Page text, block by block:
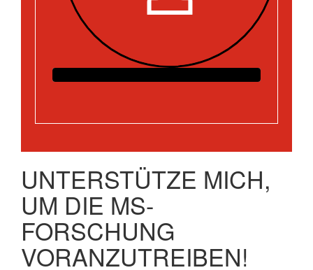
UNTERSTÜTZE MICH,
UM DIE MS-
FORSCHUNG
VORANZUTREIBEN!